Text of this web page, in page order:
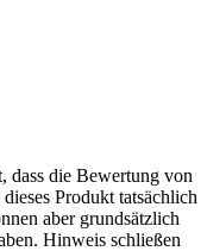
dass die Bewertung von
Produkt tatsächlich
aber grundsätzlich
Hinweis schließen